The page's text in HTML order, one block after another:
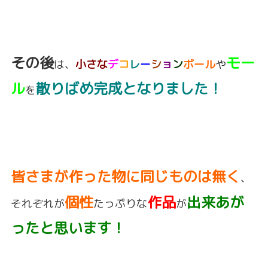
その後は、 小さなデコ レーショ ンボールやモー
ルを散りばめ完成となりました！
皆さまが作った物に同じものは無く 、
それぞれが個性たっぷりな作品が出来あが
ったと思います！